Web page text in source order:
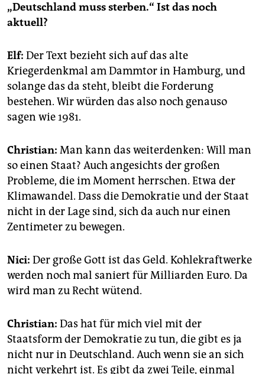
„Deutschland muss sterben.“ Ist das noch
aktuell?
Elf: Der Text bezieht sich auf das alte
Kriegerdenkmal am Dammtor in Hamburg, und
solange das da steht, bleibt die Forderung
bestehen. Wir würden das also noch genauso
sagen wie 1981.
Christian: Man kann das weiterdenken: Will man
so einen Staat? Auch angesichts der großen
Probleme, die im Moment herrschen. Etwa der
Klimawandel. Dass die Demokratie und der Staat
nicht in der Lage sind, sich da auch nur einen
Zentimeter zu bewegen.
Nici: Der große Gott ist das Geld. Kohlekraftwerke
werden noch mal saniert für Milliarden Euro. Da
wird man zu Recht wütend.
Christian: Das hat für mich viel mit der
Staatsform der Demokratie zu tun, die gibt es ja
nicht nur in Deutschland. Auch wenn sie an sich
nicht verkehrt ist. Es gibt da zwei Teile, einmal